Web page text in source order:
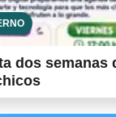
dos semanas